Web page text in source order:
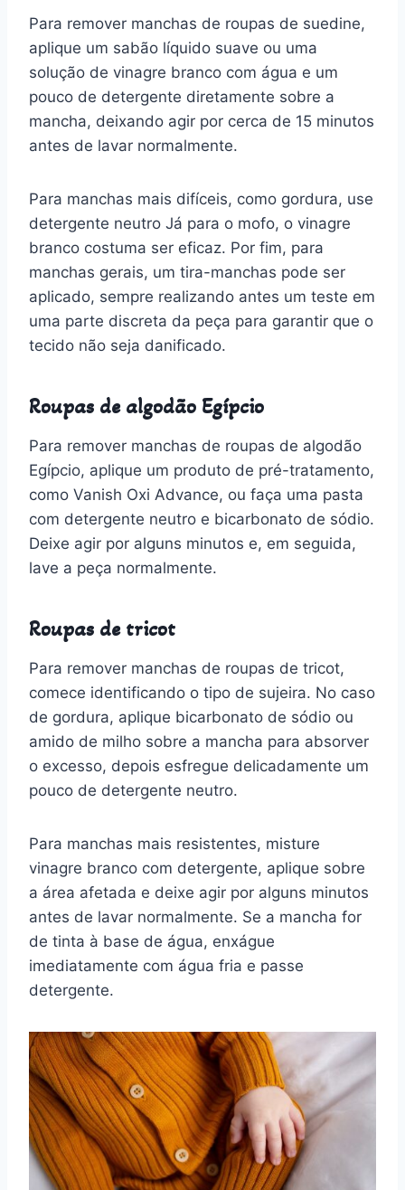
Para remover manchas de roupas de suedine,
aplique um sabão líquido suave ou uma
solução de vinagre branco com água e um
pouco de detergente diretamente sobre a
mancha, deixando agir por cerca de 15 minutos
antes de lavar normalmente.
Para manchas mais difíceis, como gordura, use
detergente neutro Já para o mofo, o vinagre
branco costuma ser eficaz. Por fim, para
manchas gerais, um tira-manchas pode ser
aplicado, sempre realizando antes um teste em
uma parte discreta da peça para garantir que o
tecido não seja danificado.
Roupas de algodão Egípcio
Para remover manchas de roupas de algodão
Egípcio, aplique um produto de pré-tratamento,
como Vanish Oxi Advance, ou faça uma pasta
com detergente neutro e bicarbonato de sódio.
Deixe agir por alguns minutos e, em seguida,
lave a peça normalmente.
Roupas de tricot
Para remover manchas de roupas de tricot,
comece identificando o tipo de sujeira. No caso
de gordura, aplique bicarbonato de sódio ou
amido de milho sobre a mancha para absorver
o excesso, depois esfregue delicadamente um
pouco de detergente neutro.
Para manchas mais resistentes, misture
vinagre branco com detergente, aplique sobre
a área afetada e deixe agir por alguns minutos
antes de lavar normalmente. Se a mancha for
de tinta à base de água, enxágue
imediatamente com água fria e passe
detergente.